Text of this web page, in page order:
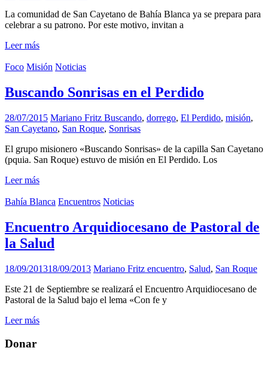
La comunidad de San Cayetano de Bahía Blanca ya se prepara para
celebrar a su patrono. Por este motivo, invitan a
Leer más
Foco Misión Noticias
Buscando Sonrisas en el Perdido
28/07/2015 Mariano Fritz Buscando, dorrego, El Perdido, misión,
San Cayetano, San Roque, Sonrisas
El grupo misionero «Buscando Sonrisas» de la capilla San Cayetano
(pquia. San Roque) estuvo de misión en El Perdido. Los
Leer más
Bahía Blanca Encuentros Noticias
Encuentro Arquidiocesano de Pastoral de
la Salud
18/09/201318/09/2013 Mariano Fritz encuentro, Salud, San Roque
Este 21 de Septiembre se realizará el Encuentro Arquidiocesano de
Pastoral de la Salud bajo el lema «Con fe y
Leer más
Donar